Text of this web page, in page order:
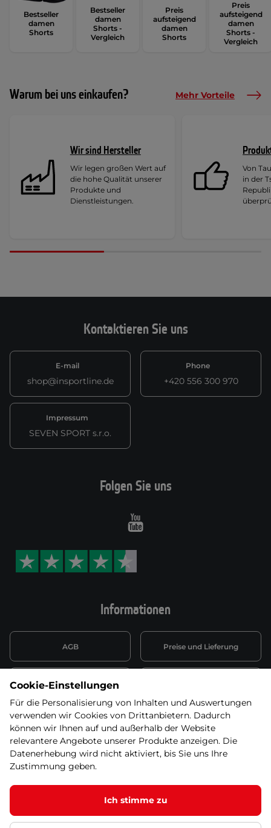
Bestseller
damen
Shorts
Bestseller
damen
Shorts -
Vergleich
Preis
aufsteigend
damen
Shorts
Preis
aufsteigend
damen
Shorts -
Vergleich
Warum bei uns einkaufen? Mehr Vorteile
Wir sind Hersteller
Wir legen großen Wert auf
die hohe Qualität unserer
Produkte und
Dienstleistungen.
Von
in der
Kontaktieren Sie uns
E-mail
shop@insportline.de
Phone
+420 556 300 970
Impressum
SEVEN SPORT s.r.o.
Informationen
AGB Preise und Lieferung
Datenschutzerklärung
Wiederufsbelehrung mit Link
zum Formular
Batterieentsorgung
Informationen zu Elektro-
und Elektonikgeräten
Widerruf erklären
Folgen Sie uns
Youtube
Cookie-Einstellungen
Für die Personalisierung von Inhalten und Auswertungen
verwenden wir Cookies von Drittanbietern. Dadurch
können wir Ihnen auf und außerhalb der Website
relevantere Angebote unserer Produkte anzeigen. Die
Datenerhebung wird nicht aktiviert, bis Sie uns Ihre
Zustimmung geben.
Ich stimme zu